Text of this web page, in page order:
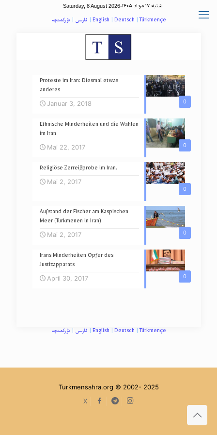
Saturday, 8 August 2026- شنبه ۱۷ مرداد ۱۴۰۵
فارسی | تؤرکمنچه | English | Deutsch | Türkmençe
0
Proteste im Iran: Diesmal etwas
anderes
Januar 3, 2018
0
Ethnische Minderheiten und die Wahlen
im Iran
Mai 22, 2017
0
Religiöse Zerreißprobe im Iran.
Mai 2, 2017
0
Aufstand der Fischer am Kaspischen
Meer (Turkmenen in Iran)
Mai 2, 2017
0
Irans Minderheiten Opfer des
Justizapparats
April 30, 2017
Turkmensahra.org © 2002- 2025
X
facebookTelegramInstagram
فارسی | تؤرکمنچه | English | Deutsch | Türkmençe